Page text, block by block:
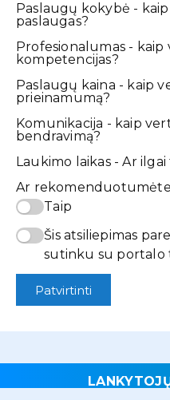
Paslaugų kokybė -
paslaugas?
Profesionalumas -
kompetencijas?
Paslaugų kaina - kaip
prieinamumą?
Komunikacija - kaip
bendravimą?
Laukimo laikas - Ar
Ar
Taip
Šis atsiliepimas
sutinku su portalo
Patvirtinti